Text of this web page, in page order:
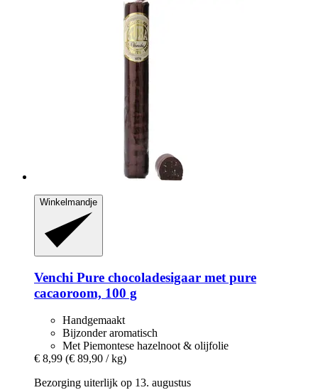
Winkelmandje
Venchi Pure chocoladesigaar met pure
cacaoroom, 100 g
Handgemaakt
Bijzonder aromatisch
Met Piemontese hazelnoot & olijfolie
€ 8,99 (€ 89,90 / kg)
Bezorging uiterlijk op 13. augustus